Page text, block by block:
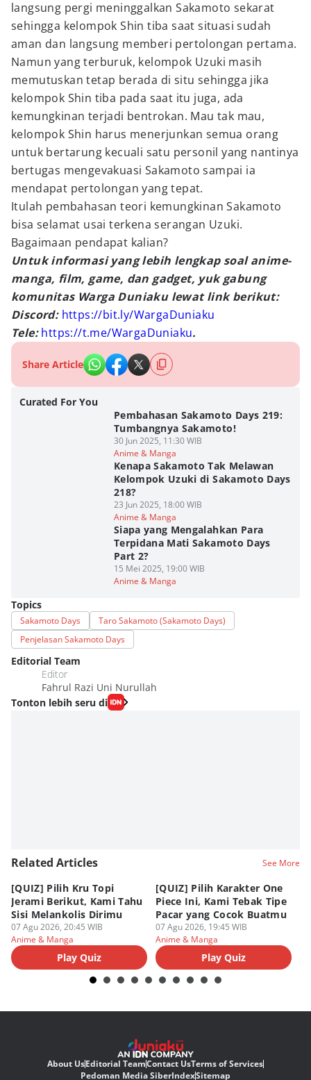
langsung pergi meninggalkan Sakamoto sekarat
sehingga kelompok Shin tiba saat situasi sudah
aman dan langsung memberi pertolongan pertama.
Namun yang terburuk, kelompok Uzuki masih
memutuskan tetap berada di situ sehingga jika
kelompok Shin tiba pada saat itu juga, ada
kemungkinan terjadi bentrokan. Mau tak mau,
kelompok Shin harus menerjunkan semua orang
untuk bertarung kecuali satu personil yang nantinya
bertugas mengevakuasi Sakamoto sampai ia
mendapat pertolongan yang tepat.
Itulah pembahasan teori kemungkinan Sakamoto
bisa selamat usai terkena serangan Uzuki.
Bagaimaan pendapat kalian?
Untuk informasi yang lebih lengkap soal anime-
manga, film, game, dan gadget, yuk gabung
komunitas Warga Duniaku lewat link berikut:
Discord: https://bit.ly/WargaDuniaku
Tele:https://t.me/WargaDuniaku.
Share Article
Curated For You
Pembahasan Sakamoto Days 219:
Tumbangnya Sakamoto!
30 Jun 2025, 11:30 WIB
Anime & Manga
Kenapa Sakamoto Tak Melawan
Kelompok Uzuki di Sakamoto Days
218?
23 Jun 2025, 18:00 WIB
Anime & Manga
Siapa yang Mengalahkan Para
Terpidana Mati Sakamoto Days
Part 2?
15 Mei 2025, 19:00 WIB
Anime & Manga
Topics
Sakamoto Days
Taro Sakamoto (Sakamoto Days)
Penjelasan Sakamoto Days
Editorial Team
Editor
Fahrul Razi Uni Nurullah
Tonton lebih seru di
Related Articles See More
[QUIZ] Pilih Kru Topi
Jerami Berikut, Kami Tahu
Sisi Melankolis Dirimu
07 Agu 2026, 20:45 WIB
Anime & Manga
Play Quiz
[QUIZ] Pilih Karakter One
Piece Ini, Kami Tebak Tipe
Pacar yang Cocok Buatmu
07 Agu 2026, 19:45 WIB
Anime & Manga
Play Quiz
About UsEditorial TeamContact UsTerms of Services
Pedoman Media SiberIndexSitemap